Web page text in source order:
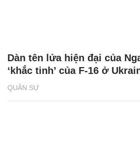
QUÂN SỰ
Dàn tên lửa hiện đại của
‘khắc tinh’ của F-16 ở